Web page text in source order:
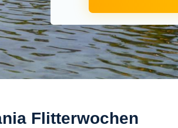
Flitterwochen